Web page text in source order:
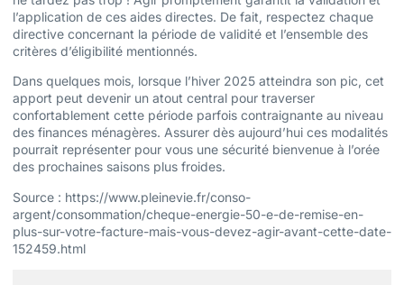
l’application de ces aides directes. De fait, respectez chaque
directive concernant la période de validité et l’ensemble des
critères d’éligibilité mentionnés.
Dans quelques mois, lorsque l’hiver 2025 atteindra son pic, cet
apport peut devenir un atout central pour traverser
confortablement cette période parfois contraignante au niveau
des finances ménagères. Assurer dès aujourd’hui ces modalités
pourrait représenter pour vous une sécurité bienvenue à l’orée
des prochaines saisons plus froides.
Source : https://www.pleinevie.fr/conso-
argent/consommation/cheque-energie-50-e-de-remise-en-
plus-sur-votre-facture-mais-vous-devez-agir-avant-cette-date-
152459.html